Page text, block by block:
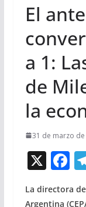
El
a 1:
de
la
31 de marzo de
X F
e
La directora
Argentina